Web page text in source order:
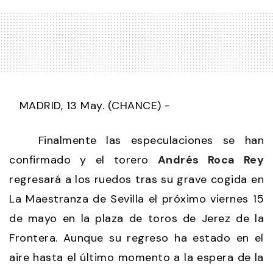
MADRID, 13 May. (CHANCE) -
Finalmente las especulaciones se han
confirmado y el torero Andrés Roca Rey
regresará a los ruedos tras su grave cogida en
La Maestranza de Sevilla el próximo viernes 15
de mayo en la plaza de toros de Jerez de la
Frontera. Aunque su regreso ha estado en el
aire hasta el último momento a la espera de la